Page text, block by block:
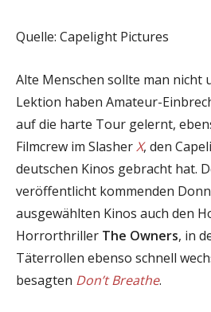
Quelle: Capelight Pictures
Alte Menschen sollte man nicht
Lektion haben Amateur-
auf die harte Tour gelernt,
Filmcrew im SlasherX, den
deutschen Kinos gebracht hat.
veröffentlicht kommenden
ausgewählten Kinos auch den
Horrorthriller The Owners, in
Täterrollen ebenso schnell
besagten Don’t Breathe.